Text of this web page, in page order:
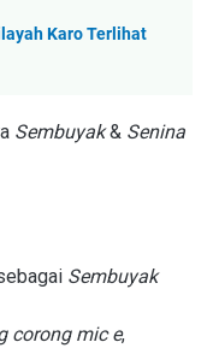
Karo Terlihat
Sembuyak& Senina
Sembuyak
corong mic e,